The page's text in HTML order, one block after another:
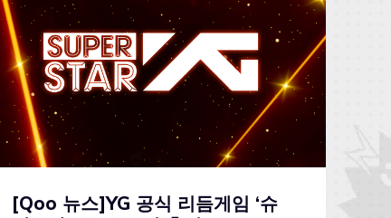
[Qoo 뉴스]YG 공식 리듬게임 ‘슈